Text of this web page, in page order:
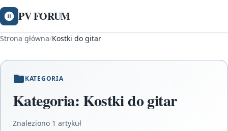
PV FORUM
Strona główna/Kostki do gitar
KATEGORIA
Kategoria: Kostki do gitar
Znaleziono 1 artykuł